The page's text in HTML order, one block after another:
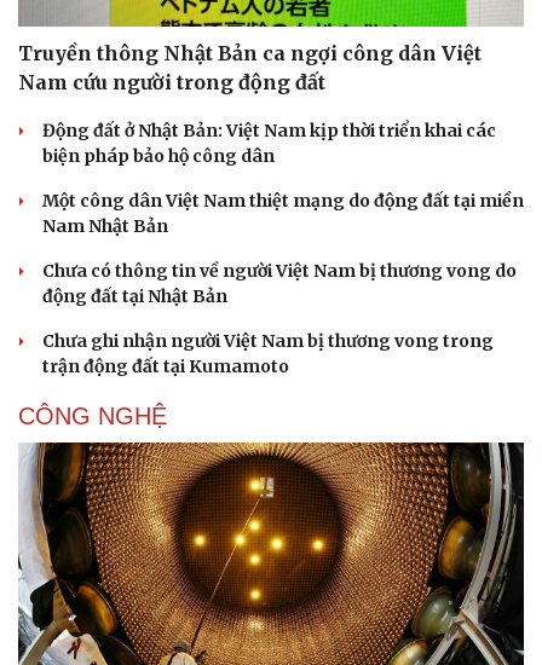
Truyền thông Nhật Bản ca ngợi công dân Việt
Nam cứu người trong động đất
Động đất ở Nhật Bản: Việt Nam kịp thời triển khai các
biện pháp bảo hộ công dân
Một công dân Việt Nam thiệt mạng do động đất tại miền
Nam Nhật Bản
Chưa có thông tin về người Việt Nam bị thương vong do
động đất tại Nhật Bản
Chưa ghi nhận người Việt Nam bị thương vong trong
trận động đất tại Kumamoto
CÔNG NGHỆ